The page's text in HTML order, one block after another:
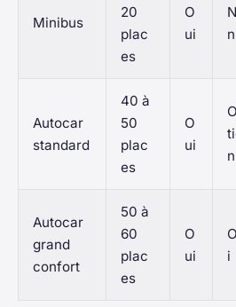
Minibus
20
plac
es
O
ui
n
Autocar
standard
40 à
50
plac
es
O
ui
n
Autocar
grand
confort
50 à
60
plac
es
O
ui
i